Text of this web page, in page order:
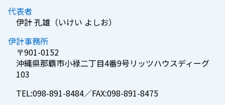
代表者
伊計 孔雄（いけい よしお）
伊計事務所
〒901-0152
沖縄県那覇市小禄二丁目4番9号リッツハウスディーグ
103
TEL:098-891-8484／FAX:098-891-8475